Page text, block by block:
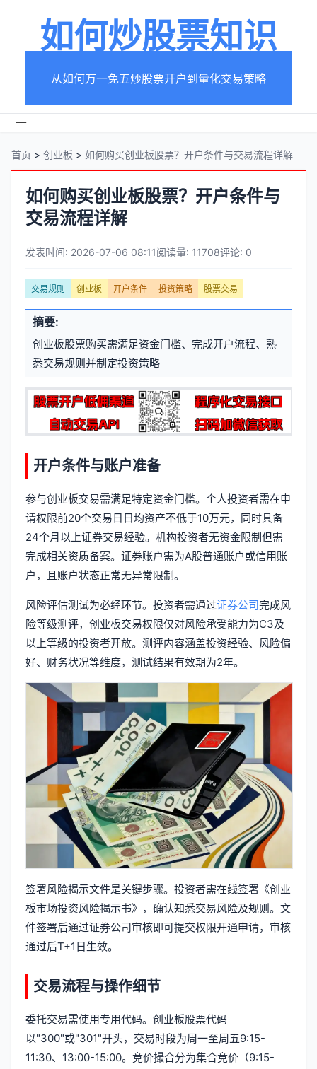
如何炒股票知识
从如何万一免五炒股票开户到量化交易策略
首页 > 创业板 > 如何购买创业板股票？开户条件与交易流程详解
如何购买创业板股票？开户条件与
交易流程详解
章
元
信
发表时间: 2026-07-06 08:11阅读量: 11708评论: 0
文
章
标
签
交易规则 创业板 开户条件 投资策略 股票交易
摘要:
创业板股票购买需满足资金门槛、完成开户流程、熟
悉交易规则并制定投资策略
开户条件与账户准备
参与创业板交易需满足特定资金门槛。个人投资者需在申
请权限前20个交易日日均资产不低于10万元，同时具备
24个月以上证券交易经验。机构投资者无资金限制但需
完成相关资质备案。证券账户需为A股普通账户或信用账
户，且账户状态正常无异常限制。
风险评估测试为必经环节。投资者需通过证券公司完成风
险等级测评，创业板交易权限仅对风险承受能力为C3及
以上等级的投资者开放。测评内容涵盖投资经验、风险偏
好、财务状况等维度，测试结果有效期为2年。
签署风险揭示文件是关键步骤。投资者需在线签署《创业
板市场投资风险揭示书》，确认知悉交易风险及规则。文
件签署后通过证券公司审核即可提交权限开通申请，审核
通过后T+1日生效。
交易流程与操作细节
委托交易需使用专用代码。创业板股票代码
以"300"或"301"开头，交易时段为周一至周五9:15-
11:30、13:00-15:00。竞价撮合分为集合竞价（9:15-